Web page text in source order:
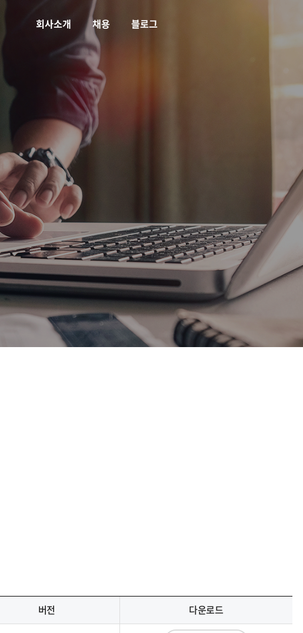
회사소개 채용 블로그
버전 다운로드